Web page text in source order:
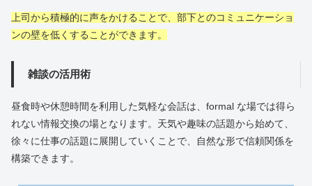
上司から積極的に声をかけることで、部下とのコミュニケーショ
ンの壁を低くすることができます。
雑談の活用術
昼食時や休憩時間を利用した気軽な会話は、formal な場では得ら
れない情報交換の場となります。天気や趣味の話題から始めて、
徐々に仕事の話題に展開していくことで、自然な形で信頼関係を
構築できます。